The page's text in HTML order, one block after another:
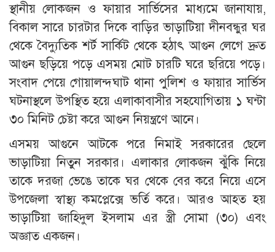
স্থানীয় লোকজন ও ফায়ার সার্ভিসের মাধ্যমে জানাযায়,
বিকাল সারে চারটার দিকে বাড়ির ভাড়াটিয়া দীনবন্ধুর ঘর
থেকে বৈদ্যুতিক শর্ট সার্কিট থেকে হঠাৎ আগুন লেগে দ্রুত
আগুন ছড়িয়ে পড়ে এসময় মোট চারটি ঘরে ছরিয়ে পড়ে।
সংবাদ পেয়ে গোয়ালন্দঘাট থানা পুলিশ ও ফায়ার সার্ভিস
ঘটনাস্থলে উপস্থিত হয়ে এলাকাবাসীর সহযোগিতায় ১ ঘন্টা
৩০ মিনিট চেষ্টা করে আগুন নিয়ন্ত্রণে আনে।
এসময় আগুনে আটকে পরে নিমাই সরকারের ছেলে
ভাড়াটিয়া নিতুন সরকার। এলাকার লোকজন ঝুঁকি নিয়ে
তাকে দরজা ভেঙে তাকে ঘর থেকে বের করে নিয়ে এসে
উপজেলা স্বাস্থ্য কমপ্লেক্সে ভর্তি করে। আরও আহত হয়
ভাড়াটিয়া জাহিদুল ইসলাম এর স্ত্রী সোমা (৩০) এবং
অজ্ঞাত একজন।